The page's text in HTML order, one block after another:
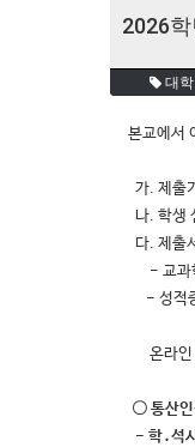
2026
대학
본교에서
가. 제출
나. 학생
다. 제출
- 교과학
- 성적
온라인
〇 통산
- 학․석